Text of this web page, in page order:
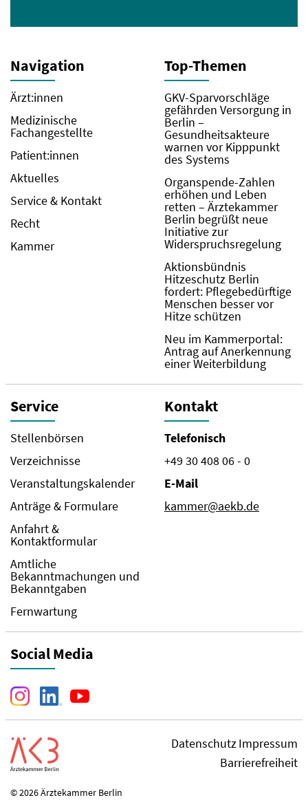
Navigation
Ärzt:innen
Medizinische
Fachangestellte
Patient:innen
Aktuelles
Service & Kontakt
Recht
Kammer
Top-Themen
GKV-Sparvorschläge
gefährden Versorgung in
Berlin –
Gesundheitsakteure
warnen vor Kipppunkt
des Systems
Organspende-Zahlen
erhöhen und Leben
retten – Ärztekammer
Berlin begrüßt neue
Initiative zur
Widerspruchsregelung
Aktionsbündnis
Hitzeschutz Berlin
fordert: Pflegebedürftige
Menschen besser vor
Hitze schützen
Neu im Kammerportal:
Antrag auf Anerkennung
einer Weiterbildung
Service
Stellenbörsen
Verzeichnisse
Veranstaltungskalender
Anträge & Formulare
Anfahrt &
Kontaktformular
Amtliche
Bekanntmachungen und
Bekanntgaben
Fernwartung
Kontakt
Telefonisch
+49 30 408 06 - 0
E-Mail
kammer@aekb.de
Social Media
DatenschutzImpressum
Barrierefreiheit
© 2026 Ärztekammer Berlin